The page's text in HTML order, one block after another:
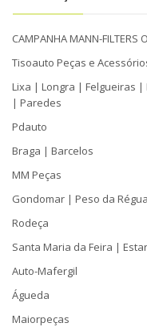
CAMPANHA MANN-FILTERS
Tisoauto Peças e
Lixa | Longra | Felgueiras
| Paredes
Pdauto
Braga | Barcelos
MM Peças
Gondomar | Peso da Régua
Rodeça
Santa Maria da Feira |
Auto-Mafergil
Águeda
Maiorpeças